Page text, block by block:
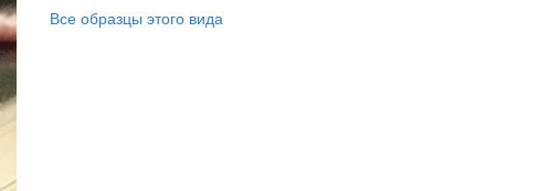
Все образцы этого вида